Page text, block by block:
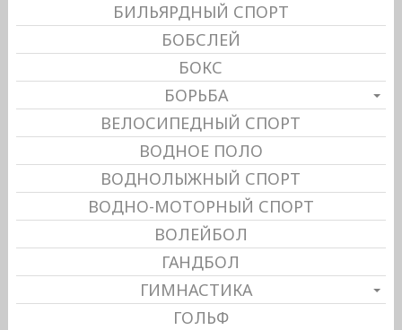
БИЛЬЯРДНЫЙ СПОРТ
БОБСЛЕЙ
БОКС
БОРЬБА
ВЕЛОСИПЕДНЫЙ СПОРТ
ВОДНОЕ ПОЛО
ВОДНОЛЫЖНЫЙ СПОРТ
ВОДНО-МОТОРНЫЙ СПОРТ
ВОЛЕЙБОЛ
ГАНДБОЛ
ГИМНАСТИКА
ГОЛЬФ